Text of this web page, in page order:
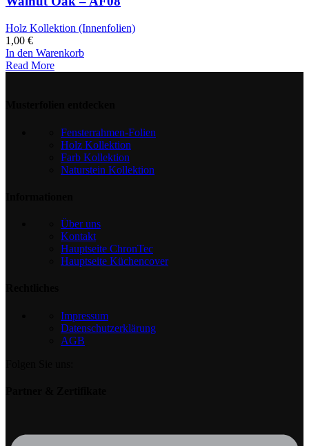
Holz Kollektion (Innenfolien)
1,00 €
In den Warenkorb
Read More
Fensterrahmen-Folien
Holz Kollektion
Farb Kollektion
Naturstein Kollektion
Über uns
Kontakt
Hauptseite ChronTec
Hauptseite Küchencover
Impressum
Datenschutzerklärung
AGB